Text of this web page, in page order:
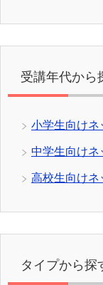
受講年代から
小学生向けネ
中学生向けネ
高校生向けネ
タイプから探